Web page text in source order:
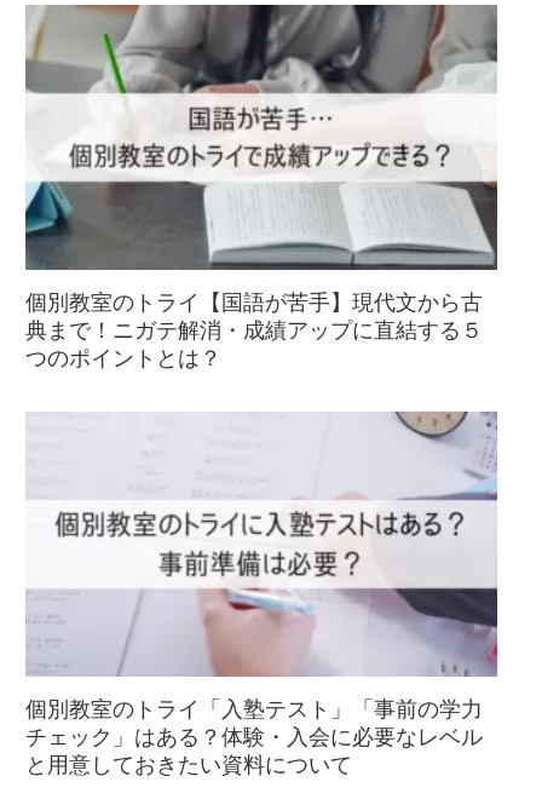
個別教室のトライ【国語が苦手】現代文から古
典まで！ニガテ解消・成績アップに直結する５
つのポイントとは？
個別教室のトライ「入塾テスト」「事前の学力
チェック」はある？体験・入会に必要なレベル
と用意しておきたい資料について